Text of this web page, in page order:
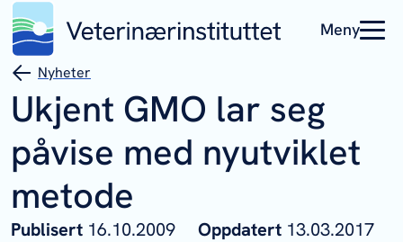
Meny
Nyheter
Ukjent GMO lar seg
påvise med nyutviklet
metode
Publisert 16.10.2009 Oppdatert 13.03.2017